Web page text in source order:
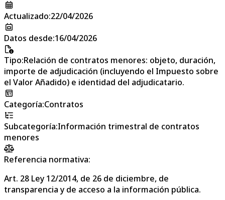
Actualizado:22/04/2026
Datos desde:16/04/2026
Tipo:Relación de contratos menores: objeto, duración,
importe de adjudicación (incluyendo el Impuesto sobre
el Valor Añadido) e identidad del adjudicatario.
Categoría:Contratos
Subcategoría:Información trimestral de contratos
menores
Referencia normativa:
Art. 28 Ley 12/2014, de 26 de diciembre, de
transparencia y de acceso a la información pública.